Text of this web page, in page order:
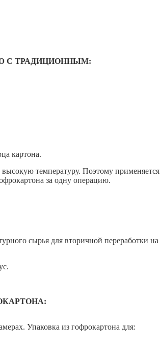
С ТРАДИЦИОННЫМ:
картона.
температуру. Поэтому применяется
за одну операцию.
сырья для вторичной переработки на
Упаковка из гофрокартона для: